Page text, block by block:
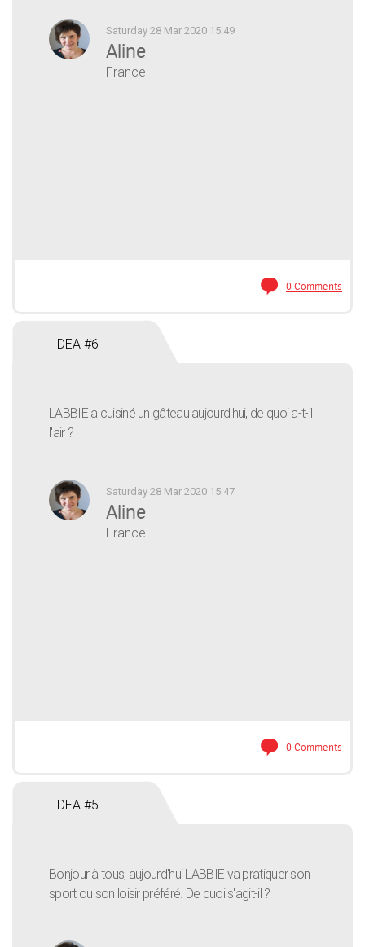
Saturday 28 Mar 2020 15:49
Aline
France
0 Comments
IDEA #6
LABBIE a cuisiné un gâteau aujourd'hui, de quoi a-t-il
l'air ?
Saturday 28 Mar 2020 15:47
Aline
France
0 Comments
IDEA #5
Bonjour à tous, aujourd'hui LABBIE va pratiquer son
sport ou son loisir préféré. De quoi s'agit-il ?